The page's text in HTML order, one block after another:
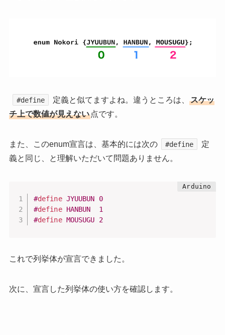
#define 定義と似てますよね。違うところは、
スケッ
チ上で数値が見えない点です。
また、このenum宣言は、基本的には次の #define
定
義と同じ、と理解いただいて問題ありません。
#define JYUUBUN
0
#define HANBUN
1
#define MOUSUGU 2
これで列挙体が宣言できました。
次に、宣言した列挙体の使い方を確認します。